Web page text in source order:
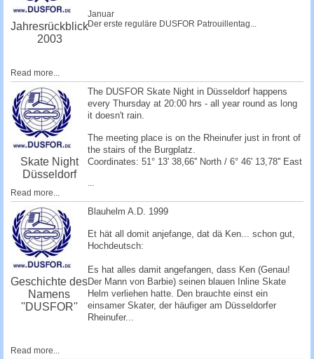
Jahresrückblick
2003
Januar
Der erste reguläre DUSFOR Patrouillentag...
Read more...
Skate Night
Düsseldorf
The DUSFOR Skate Night in Düsseldorf happens
every Thursday at 20:00 hrs - all year round as long
it doesn't rain.
The meeting place is on the Rheinufer just in front of
the stairs of the Burgplatz.
Coordinates: 51° 13' 38,66'' North / 6° 46' 13,78'' East
...
Read more...
Geschichte des
Namens
''DUSFOR''
Blauhelm A.D. 1999
Et hät all domit anjefange, dat dä Ken... schon gut,
Hochdeutsch:
Es hat alles damit angefangen, dass Ken (Genau!
Der Mann von Barbie) seinen blauen Inline Skate
Helm verliehen hatte. Den brauchte einst ein
einsamer Skater, der häufiger am Düsseldorfer
Rheinufer...
Read more...